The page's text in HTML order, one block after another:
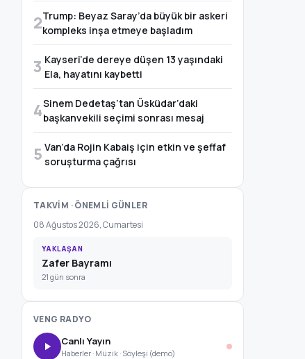
2Trump: Beyaz Saray’da büyük bir askeri
kompleks inşa etmeye başladım
3 Kayseri’de dereye düşen 13 yaşındaki
Ela, hayatını kaybetti
4Sinem Dedetaş’tan Üsküdar’daki
başkanvekili seçimi sonrası mesaj
5 Van’da Rojin Kabaiş için etkin ve şeffaf
soruşturma çağrısı
TAKVİM · ÖNEMLİ GÜNLER
08 Ağustos 2026, Cumartesi
YAKLAŞAN
Zafer Bayramı
21 gün sonra
VENG RADYO
Canlı Yayın
Haberler · Müzik · Söyleşi (demo)